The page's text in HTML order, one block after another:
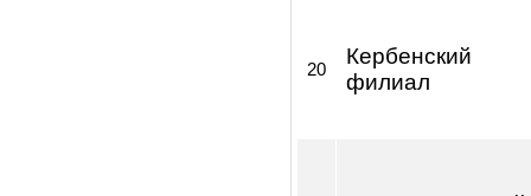
18
Базар-
филиал